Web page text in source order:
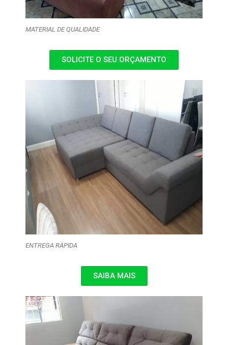
MATERIAL DE QUALIDADE
SOLICITE O SEU ORÇAMENTO
ENTREGA RÁPIDA
SAIBA MAIS